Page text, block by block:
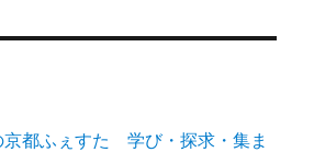
京都ふぇすた 学び・探求・集ま